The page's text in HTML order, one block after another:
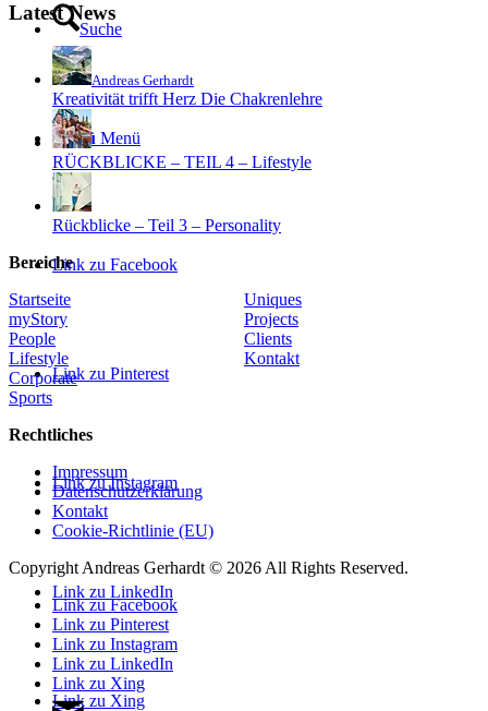
Suche
Menü Menü
Link zu Facebook
Link zu Pinterest
Link zu Instagram
Link zu LinkedIn
Link zu Xing
Latest News
Andreas Gerhardt
Kreativität trifft Herz Die Chakrenlehre
RÜCKBLICKE – TEIL 4 – Lifestyle
Rückblicke – Teil 3 – Personality
Bereiche
Startseite
myStory
People
Lifestyle
Corporate
Sports
Uniques
Projects
Clients
Kontakt
Rechtliches
Impressum
Datenschutzerklärung
Kontakt
Cookie-Richtlinie (EU)
Copyright Andreas Gerhardt © 2026 All Rights Reserved.
Link zu Facebook
Link zu Pinterest
Link zu Instagram
Link zu LinkedIn
Link zu Xing